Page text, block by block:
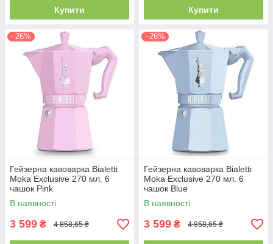
Купити Купити
–26%
Гейзерна кавоварка Bialetti
Moka Exclusive 270 мл. 6
чашок Pink
В наявності
3 599 ₴ 4 858,65 ₴
–26%
Гейзерна кавоварка Bialetti
Moka Exclusive 270 мл. 6
чашок Blue
В наявності
3 599 ₴ 4 858,65 ₴